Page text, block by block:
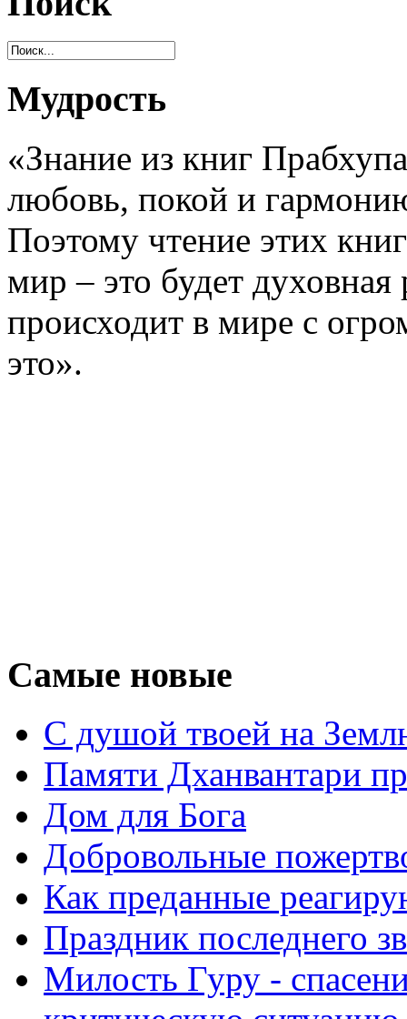
Мудрость
«Знание из книг
любовь, покой и
Поэтому чтение этих
мир – это будет
происходит в мире с
это».
Самые новые
С душой твоей на
Памяти Дханвантари
Дом для Бога
Добровольные
Как преданные
Праздник последнего
Милость Гуру -